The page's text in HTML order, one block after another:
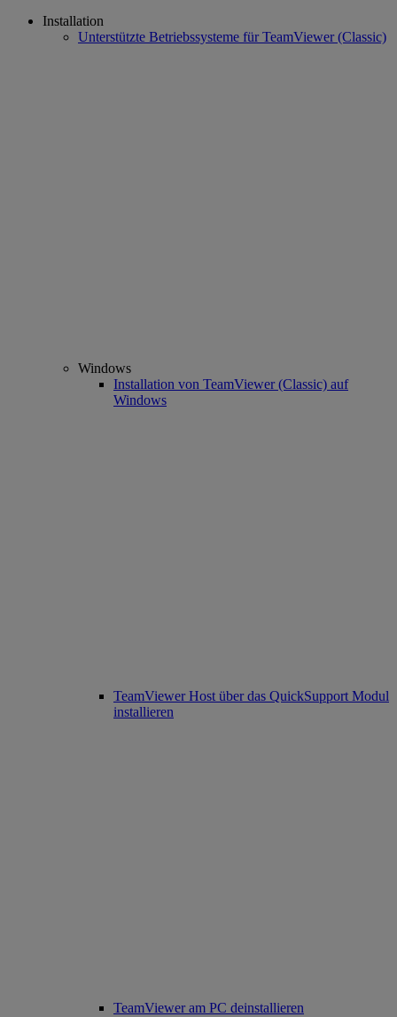
Installation
Unterstützte Betriebssysteme für TeamViewer (Classic)
Windows
Installation von TeamViewer (Classic) auf
Windows
TeamViewer Host über das QuickSupport Modul
installieren
TeamViewer am PC deinstallieren